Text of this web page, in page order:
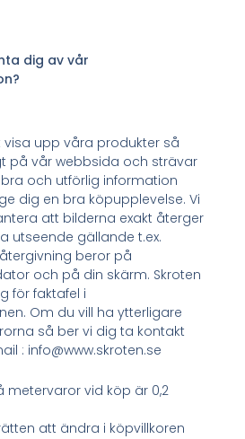
dig av vår
upp våra produkter så
på vår webbsida och strävar
och utförlig information
dig en bra köpupplevelse. Vi
att bilderna exakt återger
utseende gällande t.ex.
beror på
och på din skärm. Skroten
för faktafel i
Om du vill ha ytterligare
så ber vi dig ta kontakt
: info@www.skroten.se
metervaror vid köp är 0,2
att ändra i köpvillkoren